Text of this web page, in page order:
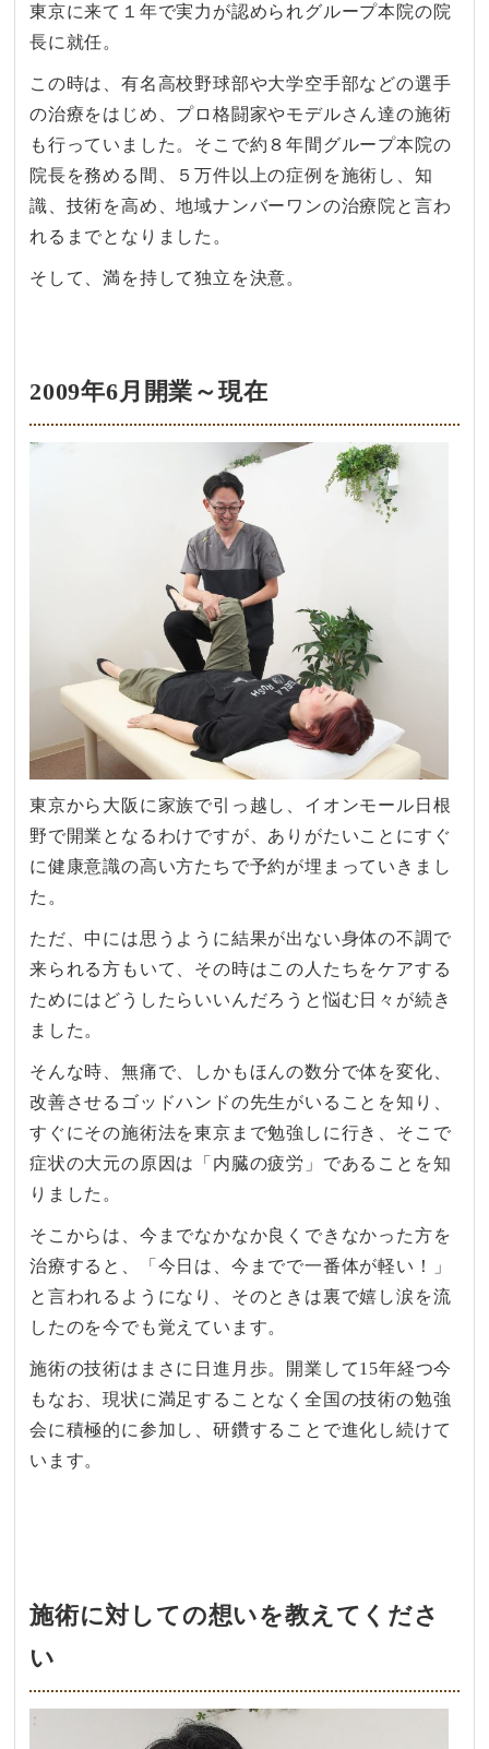
東京に来て１年で実力が認められグループ本院の院
長に就任。
この時は、有名高校野球部や大学空手部などの選手
の治療をはじめ、プロ格闘家やモデルさん達の施術
も行っていました。そこで約８年間グループ本院の
院長を務める間、５万件以上の症例を施術し、知
識、技術を高め、地域ナンバーワンの治療院と言わ
れるまでとなりました。
そして、満を持して独立を決意。
2009年6月開業～現在
東京から大阪に家族で引っ越し、イオンモール日根
野で開業となるわけですが、ありがたいことにすぐ
に健康意識の高い方たちで予約が埋まっていきまし
た。
ただ、中には思うように結果が出ない身体の不調で
来られる方もいて、その時はこの人たちをケアする
ためにはどうしたらいいんだろうと悩む日々が続き
ました。
そんな時、無痛で、しかもほんの数分で体を変化、
改善させるゴッドハンドの先生がいることを知り、
すぐにその施術法を東京まで勉強しに行き、そこで
症状の大元の原因は「内臓の疲労」であることを知
りました。
そこからは、今までなかなか良くできなかった方を
治療すると、「今日は、今までで一番体が軽い！」
と言われるようになり、そのときは裏で嬉し涙を流
したのを今でも覚えています。
施術の技術はまさに日進月歩。開業して15年経つ今
もなお、現状に満足することなく全国の技術の勉強
会に積極的に参加し、研鑽することで進化し続けて
います。
施術に対しての想いを教えてくださ
い